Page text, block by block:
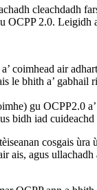
cleachdadh
OCPP 2.0.
coimhead air
le bhith a’
gu OCPP2.0
bidh iad
cosgais ùra
ais, agus